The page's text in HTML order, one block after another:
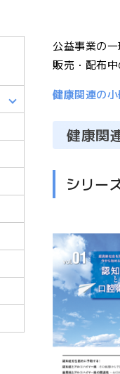
公益事業の
販売・配布
健康関連の
健康関
シリー